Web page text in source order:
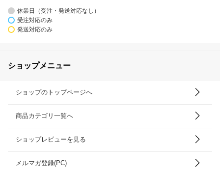
休業日（受注・発送対応なし）
受注対応のみ
発送対応のみ
ショップメニュー
ショップのトップページへ
商品カテゴリ一覧へ
ショップレビューを見る
メルマガ登録(PC)